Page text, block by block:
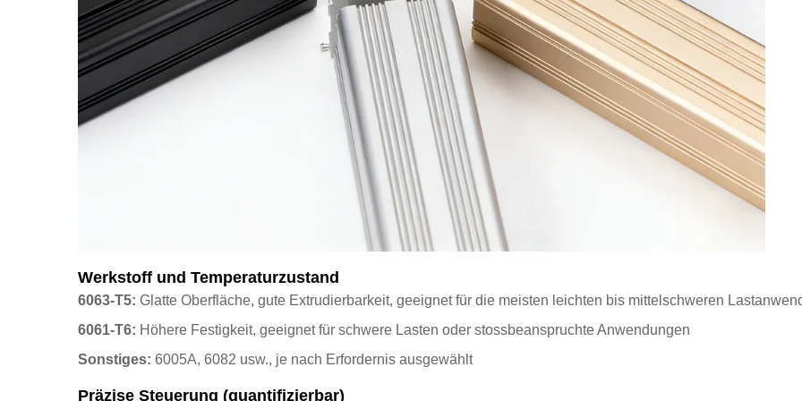
Werkstoff und Temperaturzustand
6063-T5: Glatte Oberfläche, gute Extrudierbarkeit, geeignet für die meisten leichten bis mittelschweren
6061-T6: Höhere Festigkeit, geeignet für schwere Lasten oder stossbeanspruchte Anwendungen
Sonstiges: 6005A, 6082 usw., je nach Erfordernis ausgewählt
Präzise Steuerung (quantifizierbar)